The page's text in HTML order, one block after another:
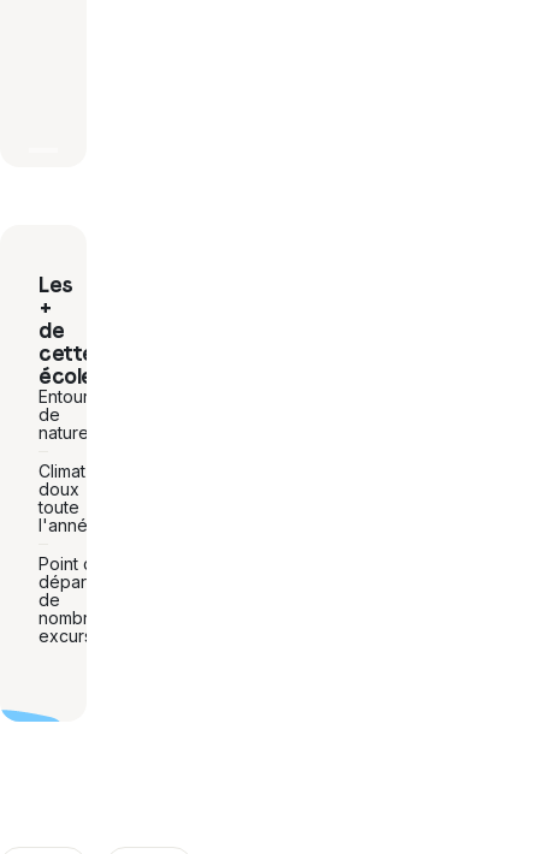
Les
+
de
cette
école
Entouré
de
nature
Climat
doux
toute
l'année
Point de
départ vers
de
nombreuses
excursions